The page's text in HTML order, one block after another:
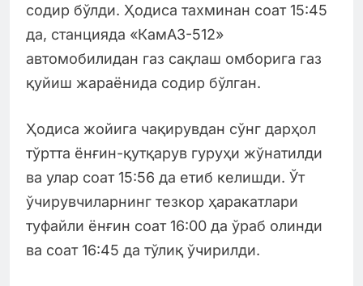
содир бўлди. Ҳодиса тахминан соат 15:45
да, станцияда «КамАЗ-512»
автомобилидан газ сақлаш омборига газ
қуйиш жараёнида содир бўлган.
Ҳодиса жойига чақирувдан сўнг дарҳол
тўртта ёнғин-қутқарув гуруҳи жўнатилди
ва улар соат 15:56 да етиб келишди. Ўт
ўчирувчиларнинг тезкор ҳаракатлари
туфайли ёнғин соат 16:00 да ўраб олинди
ва соат 16:45 да тўлиқ ўчирилди.